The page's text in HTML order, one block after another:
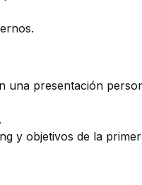
una presentación
y objetivos de la